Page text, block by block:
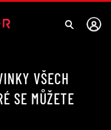
VŠECH
SE MŮŽETE